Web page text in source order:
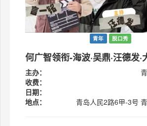
青年 脱口秀
何广智领衔-海波·吴鼎·汪德发
主办：
收费：
日期：
地点：
青岛人民2路6甲-3号